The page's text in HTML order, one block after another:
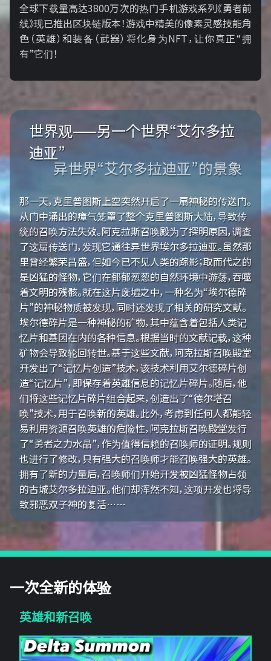
全球下载量高达3800万次的热门手机游戏系列《勇者前
线》现已推出区块链版本！游戏中精美的像素灵感技能角
色（英雄）和装备（武器）将化身为NFT，让你真正“拥
有”它们！
世界观——另一个世界“艾尔多拉
迪亚”
异世界“艾尔多拉迪亚”的景象
那一天，克里普图斯上空突然开启了一扇神秘的传送门。
从门中涌出的瘴气笼罩了整个克里普图斯大陆，导致传
统的召唤方法失效。阿克拉斯召唤殿为了探明原因，调查
了这扇传送门，发现它通往异世界埃尔多拉迪亚。虽然那
里曾经繁荣昌盛，但如今已不见人类的踪影；取而代之的
是凶猛的怪物，它们在郁郁葱葱的自然环境中游荡，吞噬
着文明的残骸。就在这片废墟之中，一种名为“埃尔德碎
片”的神秘物质被发现，同时还发现了相关的研究文献。
埃尔德碎片是一种神秘的矿物，其中蕴含着包括人类记
忆片和基因在内的各种信息。根据当时的文献记载，这种
矿物会导致轮回转世。基于这些文献，阿克拉斯召唤殿堂
开发出了“记忆片创造”技术，该技术利用艾尔德碎片创
造“记忆片”，即保存着英雄信息的记忆片碎片。随后，他
们将这些记忆片碎片组合起来，创造出了“德尔塔召
唤”技术，用于召唤新的英雄。此外，考虑到任何人都能轻
易利用资源召唤英雄的危险性，阿克拉斯召唤殿堂发行
了“勇者之力水晶”，作为值得信赖的召唤师的证明。规则
也进行了修改，只有强大的召唤师才能召唤强大的英雄。
拥有了新的力量后，召唤师们开始开发被凶猛怪物占领
的古城艾尔多拉迪亚。他们却浑然不知，这项开发也将导
致邪恶双子神的复活……
一次全新的体验
英雄和新召唤